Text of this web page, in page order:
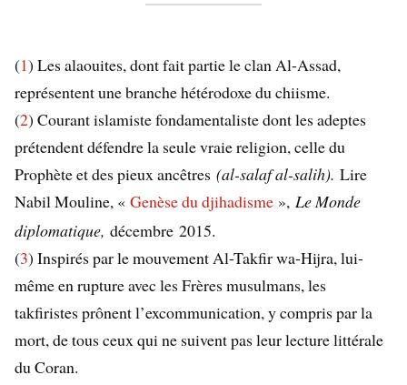
(1) Les alaouites, dont fait partie le clan Al-Assad,
représentent une branche hétérodoxe du chiisme.
(2) Courant islamiste fondamentaliste dont les adeptes
prétendent défendre la seule vraie religion, celle du
Prophète et des pieux ancêtres (al-salaf al-salih). Lire
Nabil Mouline, « Genèse du djihadisme », Le Monde
diplomatique, décembre 2015.
(3) Inspirés par le mouvement Al-Takfir wa-Hijra, lui-
même en rupture avec les Frères musulmans, les
takfiristes prônent l’excommunication, y compris par la
mort, de tous ceux qui ne suivent pas leur lecture littérale
du Coran.